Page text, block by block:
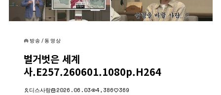
방송/동영상
벌거벗은 세계
사.E257.260601.1080p.H264
디스사랑 2026.06.03 4,386 369